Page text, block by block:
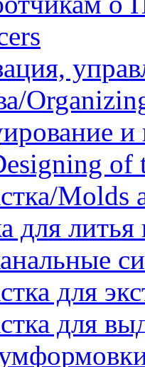
и
of
Molds
литья
для
для